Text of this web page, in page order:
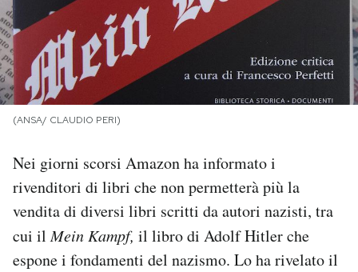
PODCAST
NEWSLETTER
SHOP
CALENDARIO
(ANSA/ CLAUDIO PERI)
Nei giorni scorsi Amazon ha informato i
rivenditori di libri che non permetterà più la
vendita di diversi libri scritti da autori nazisti, tra
cui ilMein Kampf, il libro di Adolf Hitler che
espone i fondamenti del nazismo. Lo ha rivelato il